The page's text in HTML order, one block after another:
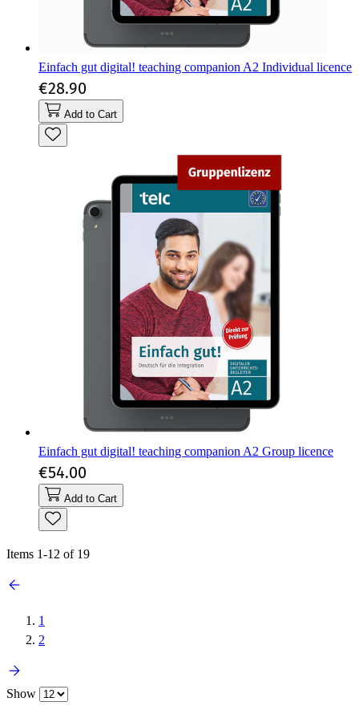
Einfach gut digital! teaching companion A2 Individual licence
€28.90
Add to Cart
Einfach gut digital! teaching companion A2 Group licence
€54.00
Add to Cart
Items 1-12 of 19
1
2
Show